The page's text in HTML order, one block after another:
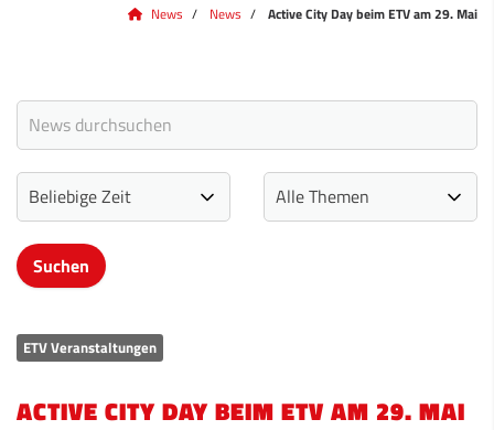
News News Active City Day beim ETV am 29. Mai
ETV Veranstaltungen
ACTIVE CITY DAY BEIM ETV AM 29. MAI